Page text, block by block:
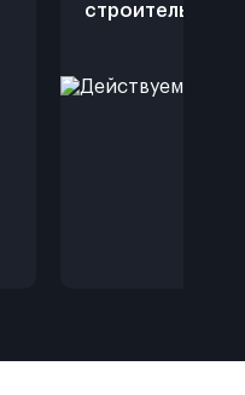
строительства